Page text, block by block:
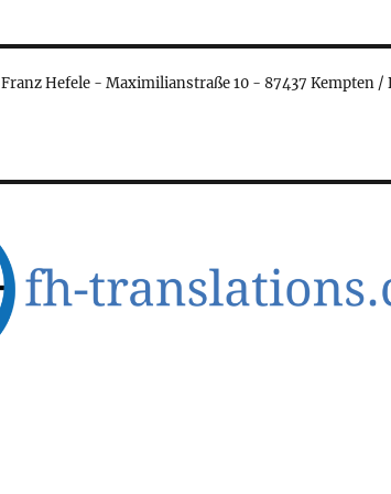
Franz Hefele - Maximilianstraße 10 - 87437 Kempten